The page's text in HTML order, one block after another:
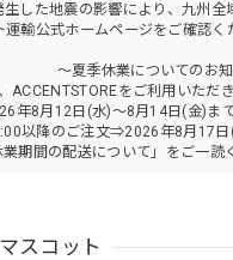
した地震の影響により、九州全
輸公式ホームページをご確認く
～夏季休業についてのお
ACCENTSTOREをご利用いただ
年8月12日(水)～8月14日(金)ま
以降のご注文⇒2026年8月17日(
期間の配送について」をご一読
スコット